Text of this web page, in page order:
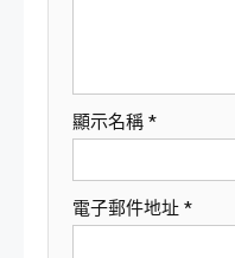
顯示名稱 *
電子郵件地址 *